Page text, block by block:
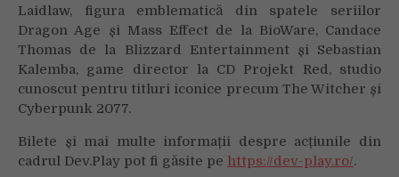
Laidlaw, figura emblematică din spatele seriilor
Dragon Age și Mass Effect de la BioWare, Candace
Thomas de la Blizzard Entertainment și Sebastian
Kalemba, game director la CD Projekt Red, studio
cunoscut pentru titluri iconice precum The Witcher și
Cyberpunk 2077.
Bilete și mai multe informații despre acțiunile din
cadrul Dev.Play pot fi găsite pe https://dev-play.ro/.